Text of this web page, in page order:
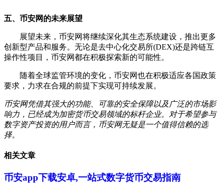
五、币安网的未来展望
展望未来，币安网将继续深化其生态系统建设，推出更多
创新型产品和服务。无论是去中心化交易所(DEX)还是跨链互
操作性项目，币安网都在积极探索新的可能性。
随着全球监管环境的变化，币安网也在积极适应各国政策
要求，力求在合规的前提下实现可持续发展。
币安网凭借其强大的功能、可靠的安全保障以及广泛的市场影
响力，已经成为加密货币交易领域的标杆企业。对于希望参与
数字资产投资的用户而言，币安网无疑是一个值得信赖的选
择。
相关文章
币安app下载安卓,一站式数字货币交易指南